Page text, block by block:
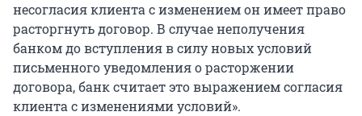
несогласия клиента с изменением он имеет право
расторгнуть договор. В случае неполучения
банком до вступления в силу новых условий
письменного уведомления о расторжении
договора, банк считает это выражением согласия
клиента с изменениями условий».